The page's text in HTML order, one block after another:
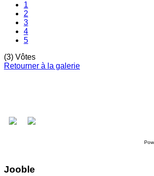
1
2
3
4
5
(3) Vôtes
Retourner à la galerie
Jooble